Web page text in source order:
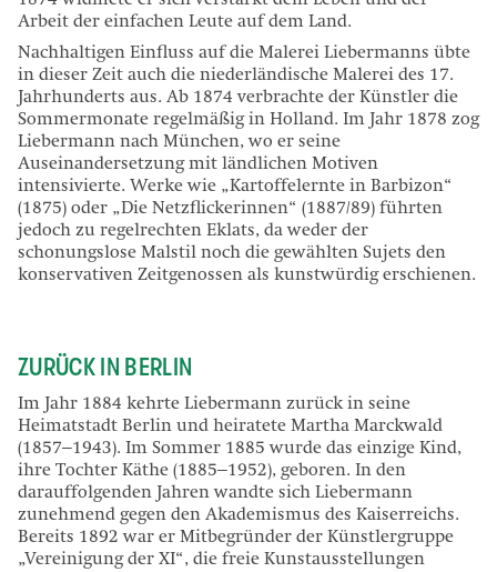
Arbeit der einfachen Leute auf dem Land.
Nachhaltigen Einfluss auf die Malerei Liebermanns übte
in dieser Zeit auch die niederländische Malerei des 17.
Jahrhunderts aus. Ab 1874 verbrachte der Künstler die
Sommermonate regelmäßig in Holland. Im Jahr 1878 zog
Liebermann nach München, wo er seine
Auseinandersetzung mit ländlichen Motiven
intensivierte. Werke wie „Kartoffelernte in Barbizon“
(1875) oder „Die Netzflickerinnen“ (1887/89) führten
jedoch zu regelrechten Eklats, da weder der
schonungslose Malstil noch die gewählten Sujets den
konservativen Zeitgenossen als kunstwürdig erschienen.
ZURÜCK IN BERLIN
Im Jahr 1884 kehrte Liebermann zurück in seine
Heimatstadt Berlin und heiratete Martha Marckwald
(1857–1943). Im Sommer 1885 wurde das einzige Kind,
ihre Tochter Käthe (1885–1952), geboren. In den
darauffolgenden Jahren wandte sich Liebermann
zunehmend gegen den Akademismus des Kaiserreichs.
Bereits 1892 war er Mitbegründer der Künstlergruppe
„Vereinigung der XI“, die freie Kunstausstellungen